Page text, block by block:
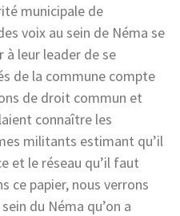
municipale de
voix au sein de Néma se
à leur leader de se
de la commune compte
de droit commun et
connaître les
militants estimant qu’il
et le réseau qu’il faut
ce papier, nous verrons
du Néma qu’on a